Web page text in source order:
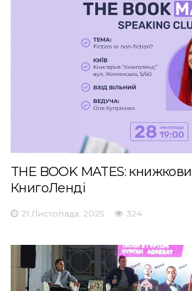
THE BOOK MATES:
КнигоЛенді
21 Листопада, 2025 324